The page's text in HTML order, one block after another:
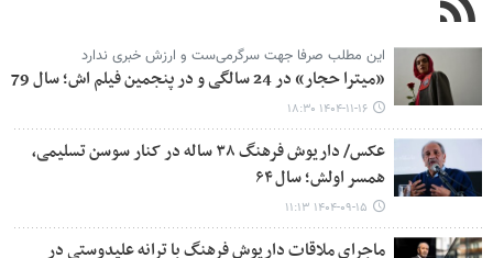
این مطلب صرفا جهت سرگرمی‌ست و ارزش خبری ندارد
«میترا حجار» در 24 سالگی و در پنجمین فیلم اش؛ سال 79
۱۴۰۴-۱۱-۱۶ ۱۸:۳۰
عکس/ داریوش فرهنگ ۳۸ ساله در کنار سوسن تسلیمی،
همسر اولش؛ سال ۶۴
۱۴۰۴-۰۹-۱۵ ۱۱:۱۳
ماجرای ملاقات داریوش فرهنگ با ترانه علیدوستی در